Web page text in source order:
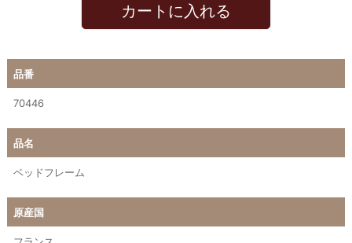
カートに入れる
品番
70446
品名
ベッドフレーム
原産国